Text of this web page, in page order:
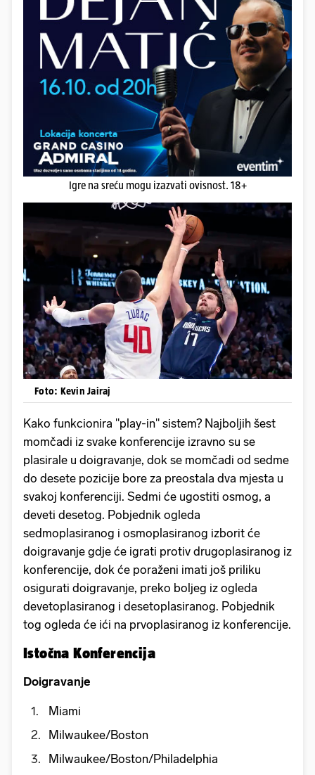
Igre na sreću mogu izazvati ovisnost. 18+
Foto: Kevin Jairaj
Kako funkcionira "play-in" sistem? Najboljih šest
momčadi iz svake konferencije izravno su se
plasirale u doigravanje, dok se momčadi od sedme
do desete pozicije bore za preostala dva mjesta u
svakoj konferenciji. Sedmi će ugostiti osmog, a
deveti desetog. Pobjednik ogleda
sedmoplasiranog i osmoplasiranog izborit će
doigravanje gdje će igrati protiv drugoplasiranog iz
konferencije, dok će poraženi imati još priliku
osigurati doigravanje, preko boljeg iz ogleda
devetoplasiranog i desetoplasiranog. Pobjednik
tog ogleda će ići na prvoplasiranog iz konferencije.
Istočna Konferencija
Doigravanje
Miami
Milwaukee/Boston
Milwaukee/Boston/Philadelphia